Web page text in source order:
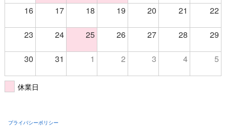
16 17 18 19 20 21 22
23 24 25 26 27 28 29
30 31 1 2 3 4 5
休業日
プライバシーポリシー